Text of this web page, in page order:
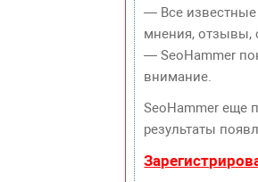
— Все
мнения, отзывы,
— SeoHammer
внимание.
SeoHammer еще
результаты